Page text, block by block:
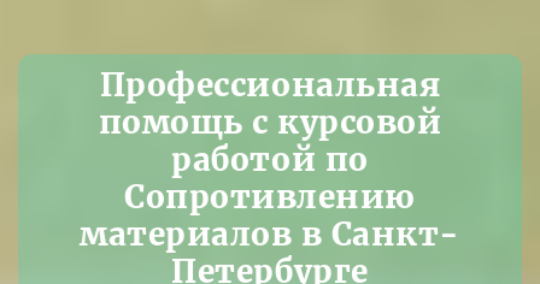
Профессиональная
помощь с курсовой
работой по
Сопротивлению
материалов в Санкт-
Петербурге